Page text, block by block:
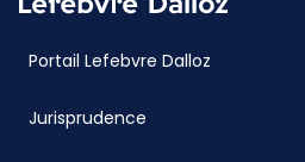
Portail Lefebvre Dalloz
Jurisprudence